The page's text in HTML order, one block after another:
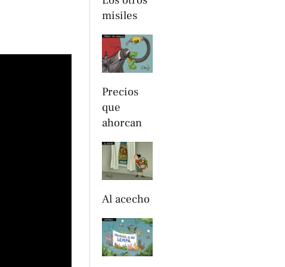
misiles
Precios
que
ahorcan
Al acecho